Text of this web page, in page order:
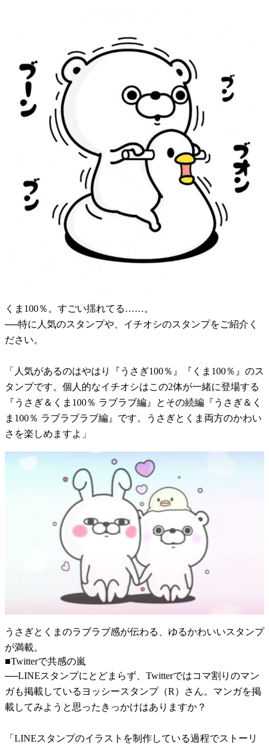
くま100％。すごい揺れてる……。
──特に人気のスタンプや、イチオシのスタンプをご紹介く
ださい。
「人気があるのはやはり『うさぎ100％』『くま100％』のス
タンプです。個人的なイチオシはこの2体が一緒に登場する
『うさぎ＆くま100％ ラブラブ編』とその続編『うさぎ＆く
ま100％ ラブラブラブ編』です。うさぎとくま両方のかわい
さを楽しめますよ」
うさぎとくまのラブラブ感が伝わる、ゆるかわいいスタンプ
が満載。
■Twitterで共感の嵐
──LINEスタンプにとどまらず、Twitterではコマ割りのマン
ガも掲載しているヨッシースタンプ（R）さん。マンガを掲
載してみようと思ったきっかけはありますか？
「LINEスタンプのイラストを制作している過程でストーリ